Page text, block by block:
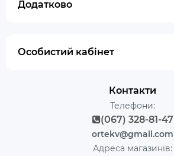
Додатково
Особистий кабінет
Контакти
Телефони:
(067) 328-81-47
ortekv@gmail.com
Адреса магазинів: